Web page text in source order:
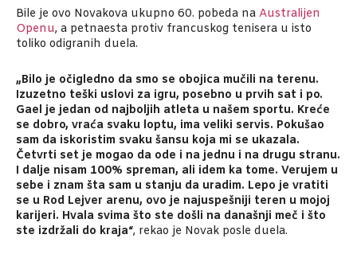
Bile je ovo Novakova ukupno 60. pobeda na Australijen
Openu, a petnaesta protiv francuskog tenisera u isto
toliko odigranih duela.
„Bilo je očigledno da smo se obojica mučili na terenu.
Izuzetno teški uslovi za igru, posebno u prvih sat i po.
Gael je jedan od najboljih atleta u našem sportu. Kreće
se dobro, vraća svaku loptu, ima veliki servis. Pokušao
sam da iskoristim svaku šansu koja mi se ukazala.
Četvrti set je mogao da ode i na jednu i na drugu stranu.
I dalje nisam 100% spreman, ali idem ka tome. Verujem u
sebe i znam šta sam u stanju da uradim. Lepo je vratiti
se u Rod Lejver arenu, ovo je najuspešniji teren u mojoj
karijeri. Hvala svima što ste došli na današnji meč i što
ste izdržali do kraja“, rekao je Novak posle duela.